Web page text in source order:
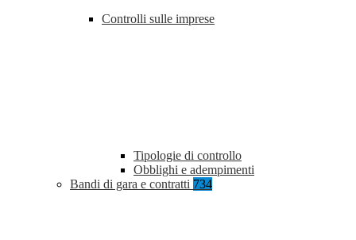
Controlli sulle imprese
Tipologie di controllo
Obblighi e adempimenti
Bandi di gara e contratti 734